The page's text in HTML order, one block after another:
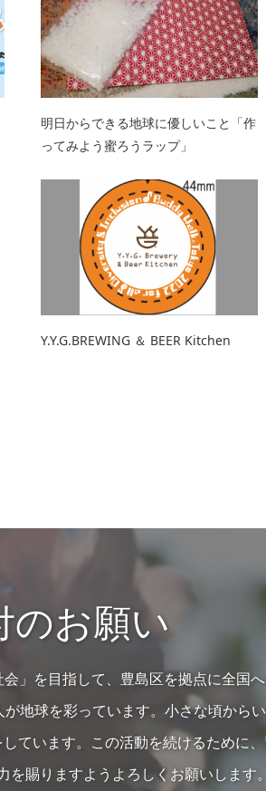
明日からできる地球に優しいこと「作
ってみよう蜜ろうラップ」
Y.Y.G.BREWING ＆ BEER Kitchen
のお願い
」を目指して、豊島区を拠点に全国
地球を彩っています。小さな頃から
ています。この活動を続けるために
賜りますようよろしくお願いします。